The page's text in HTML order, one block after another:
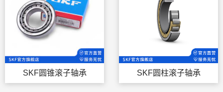
SKF圆锥滚子轴承 SKF圆柱滚子轴承